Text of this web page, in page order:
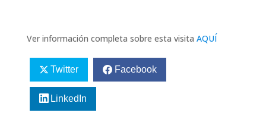
Ver información completa sobre esta visita AQUÍ
Twitter Facebook
LinkedIn